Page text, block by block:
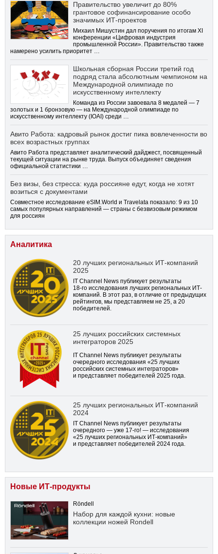
Правительство увеличит до 80%
грантовое софинансирование особо
значимых ИТ-проектов
Михаил Мишустин дал поручения по итогам XI
конференции «Цифровая индустрия
промышленной России». Правительство также
намерено усилить приоритет …
Школьная сборная России третий год
подряд стала абсолютным чемпионом на
Международной олимпиаде по
искусственному интеллекту
Команда из России завоевала 8 медалей — 7
золотых и 1 бронзовую — на Международной олимпиаде по
искусственному интеллекту (IOAI) среди …
Авито Работа: кадровый рынок достиг пика вовлеченности во
всех возрастных группах
Авито Работа представляет аналитический дайджест, посвященный
текущей ситуации на рынке труда. Выпуск объединяет сведения
официальной статистики …
Без визы, без стресса: куда россияне едут, когда не хотят
возиться с документами
Совместное исследование eSIM.World и Travelata показало: 9 из 10
самых популярных направлений — страны с безвизовым режимом
для россиян
Аналитика
20 лучших региональных ИТ-компаний
2025
IT Channel News публикует результаты
18-го исследования лучших региональных ИТ-
компаний. В этот раз, в отличие от предыдущих
рейтингов, мы представляем не 25, а 20
победителей.
25 лучших российских системных
интеграторов 2025
IT Channel News публикует результаты
очередного исследования «25 лучших
российских системных интеграторов»
и представляет победителей 2025 года.
25 лучших региональных ИТ-компаний
2024
IT Channel News публикует результаты
очередного — уже 17-го! — исследования
«25 лучших региональных ИТ-компаний»
и представляет победителей 2024 года.
Новые ИТ-продукты
Röndell
Набор для каждой кухни: новые
коллекции ножей Rondell